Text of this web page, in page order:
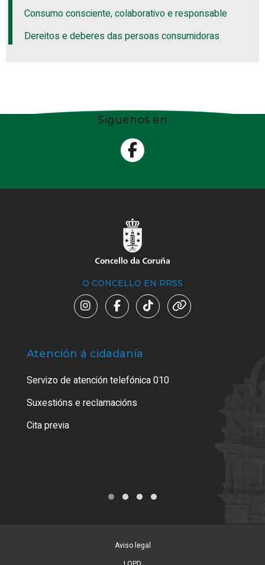
Consumo consciente, colaborativo e responsable
Dereitos e deberes das persoas consumidoras
Síguenos en
O CONCELLO EN RRSS
Atención á cidadanía
Servizo de atención telefónica 010
Suxestións e reclamacións
Cita previa
Aviso legal